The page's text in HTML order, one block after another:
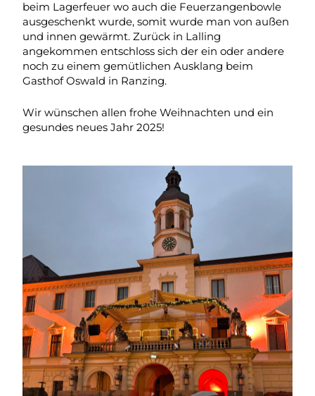
beim Lagerfeuer wo auch die Feuerzangenbowle
ausgeschenkt wurde, somit wurde man von außen
und innen gewärmt. Zurück in Lalling
angekommen entschloss sich der ein oder andere
noch zu einem gemütlichen Ausklang beim
Gasthof Oswald in Ranzing.
Wir wünschen allen frohe Weihnachten und ein
gesundes neues Jahr 2025!